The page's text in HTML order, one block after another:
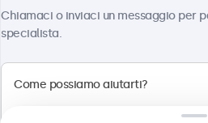
Chiamaci o inviaci un messaggio per
specialista.